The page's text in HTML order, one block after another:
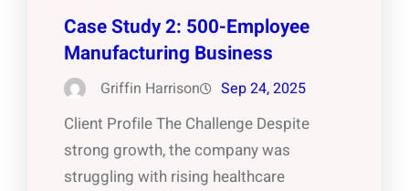
Case Study 2: 500-Employee
Manufacturing Business
Griffin Harrison Sep 24, 2025
Client Profile The Challenge Despite
strong growth, the company was
struggling with rising healthcare